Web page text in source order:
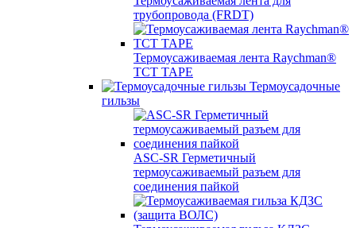
трубопровода (FRDT)
Термоусаживаемая лента Raychman®
TCT TAPE
Термоусадочные
гильзы
ASC‐SR Герметичный
термоусаживаемый разъем для
соединения пайкой